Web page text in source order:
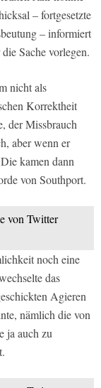
– fortgesetzte
– informiert
Sache vorlegen.
nicht als
Korrektheit
der Missbrauch
aber wenn er
kamen dann
von Southport.
von Twitter
noch eine
das
Agieren
nämlich die von
ja auch zu